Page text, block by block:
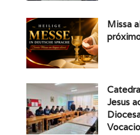
Missa
Jesus